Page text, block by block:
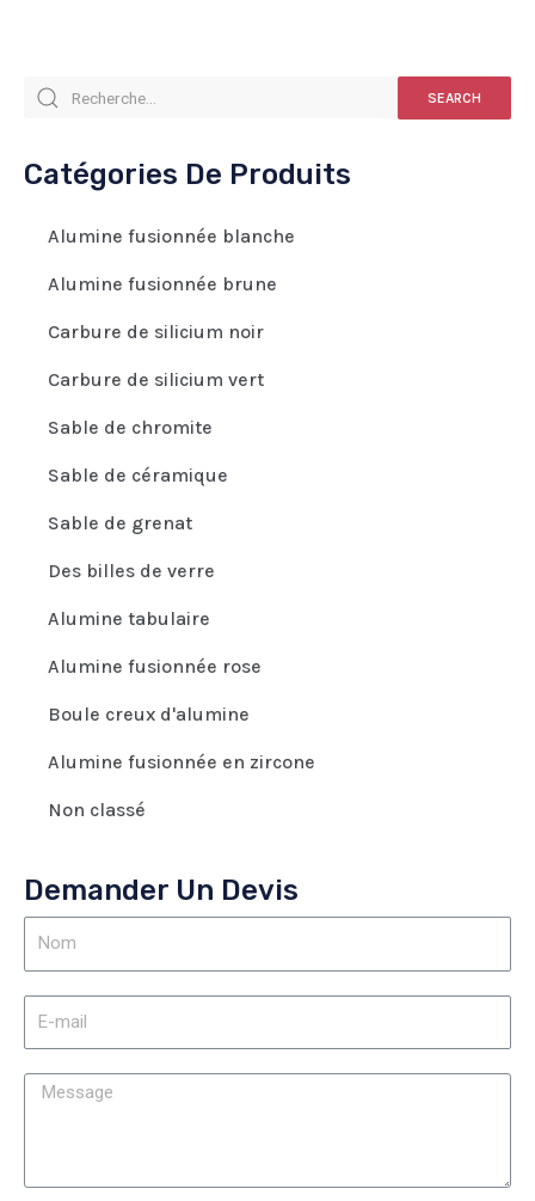
SEARCH
Catégories De Produits
Alumine fusionnée blanche
Alumine fusionnée brune
Carbure de silicium noir
Carbure de silicium vert
Sable de chromite
Sable de céramique
Sable de grenat
Des billes de verre
Alumine tabulaire
Alumine fusionnée rose
Boule creux d'alumine
Alumine fusionnée en zircone
Non classé
Demander Un Devis